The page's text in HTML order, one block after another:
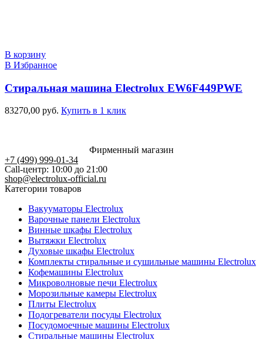
В корзину
В Избранное
Стиральная машина Electrolux EW6F449PWE
83270,00 руб. Купить в 1 клик
Фирменный магазин
+7 (499) 999-01-34
Call-центр: 10:00 до 21:00
shop@electrolux-official.ru
Категории товаров
Вакууматоры Electrolux
Варочные панели Electrolux
Винные шкафы Electrolux
Вытяжки Electrolux
Духовые шкафы Electrolux
Комплекты стиральные и сушильные машины Electrolux
Кофемашины Electrolux
Микроволновые печи Electrolux
Морозильные камеры Electrolux
Плиты Electrolux
Подогреватели посуды Electrolux
Посудомоечные машины Electrolux
Стиральные машины Electrolux